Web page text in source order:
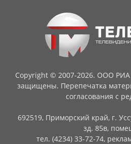
Copyright © 2007-2026. ООО РИА
защищены. Перепечатка
согласования с
692519, Приморский край, г.
зд. 85в,
тел. (4234) 33-72-74,